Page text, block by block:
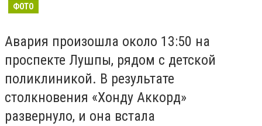
ФОТО
Авария произошла около 13:50 на
проспекте Лушпы, рядом с детской
поликлиникой. В результате
столкновения «Хонду Аккорд»
развернуло, и она встала